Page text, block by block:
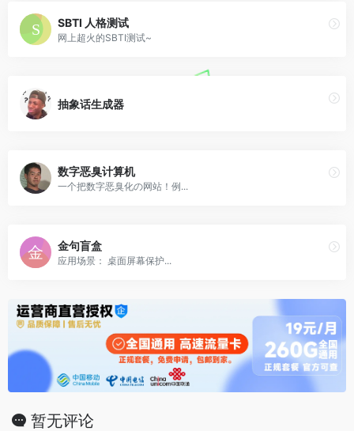
SBTI 人格测试
网上超火的SBTI测试~
抽象话生成器
数字恶臭计算机
一个把数字恶臭化の网站！例...
金句盲盒
应用场景： 桌面屏幕保护...
暂无评论